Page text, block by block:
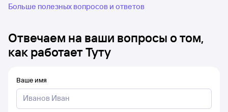
Больше полезных вопросов и ответов
Отвечаем на ваши вопросы о том,
как работает Туту
Ваше имя